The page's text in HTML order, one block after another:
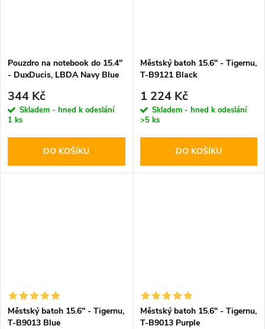
Pouzdro na notebook do 15.4"
- DuxDucis, LBDA Navy Blue
344 Kč
Skladem - hned k odeslání
1 ks
DO KOŠÍKU
Městský batoh 15.6'' - Tigernu,
T-B9121 Black
1 224 Kč
Skladem - hned k odeslání
>5 ks
DO KOŠÍKU
Městský batoh 15.6'' - Tigernu,
T-B9013 Blue
Městský batoh 15.6'' - Tigernu,
T-B9013 Purple